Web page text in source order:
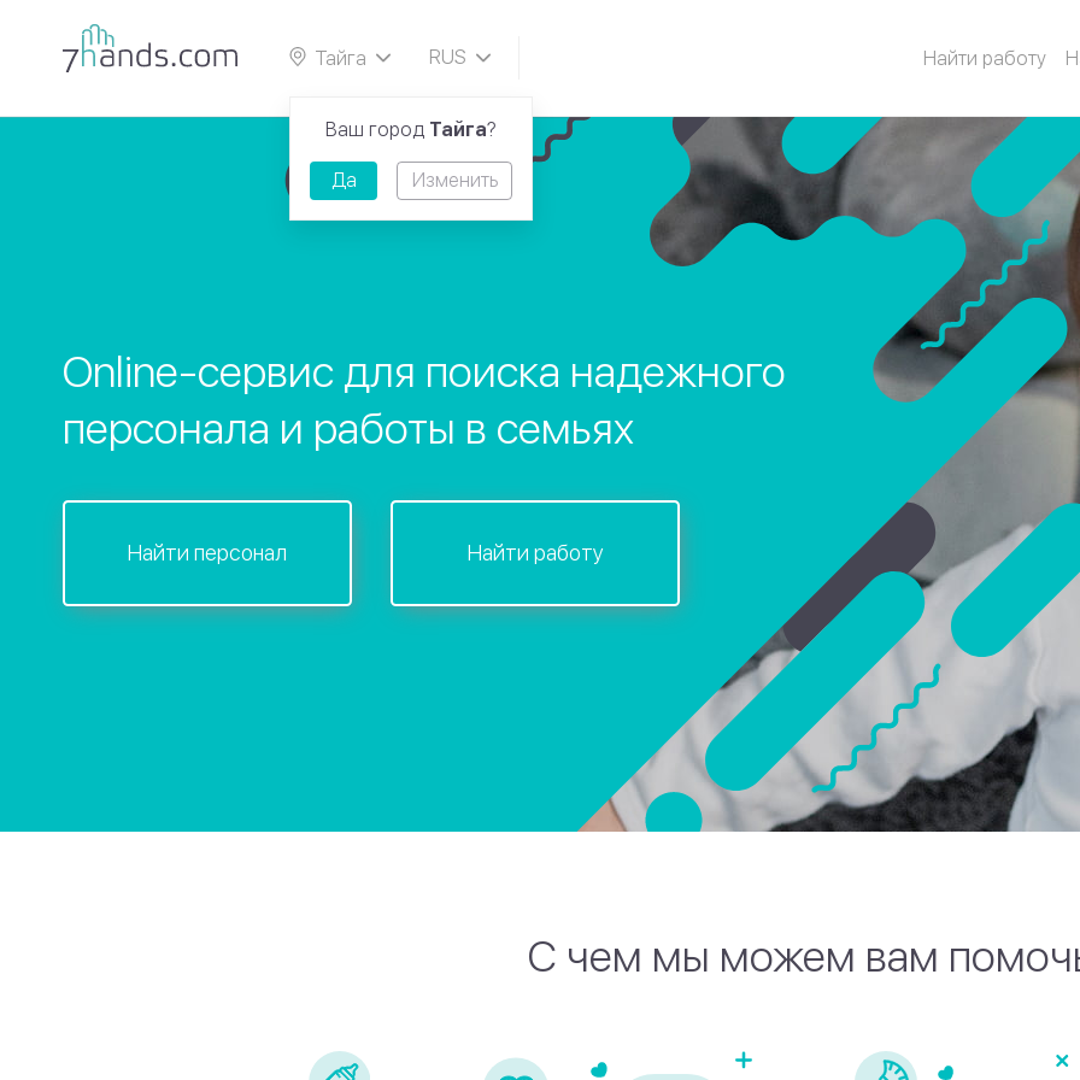
Тайга
RUS
Найти работу
Online-сервис для поиска надежного
персонала и работы в семьях
Найти персонал Найти работу
С чем мы можем вам
Ваш город Тайга?
Да Изменить